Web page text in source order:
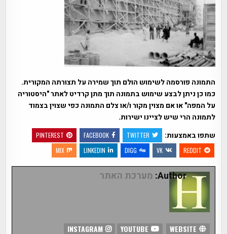
התמונה פורסמה לשימוש הולם תוך שמירה על תצורתה המקורית.
כמו כן ניתן לבצע שימוש בתמונה תוך מתן קרדיט לאתר "היסטוריה
על המפה" או אם מצוין מקור ו/או צלם התמונה כפי שצוין בצמוד
לתמונה הרי שיש לציינו ישירות.
שתפו באמצעות:
TWITTER
FACEBOOK
PINTEREST
REDDIT
VK
DIGG
LINKEDIN
MIX
Author: מערכת האתר
INSTAGRAM